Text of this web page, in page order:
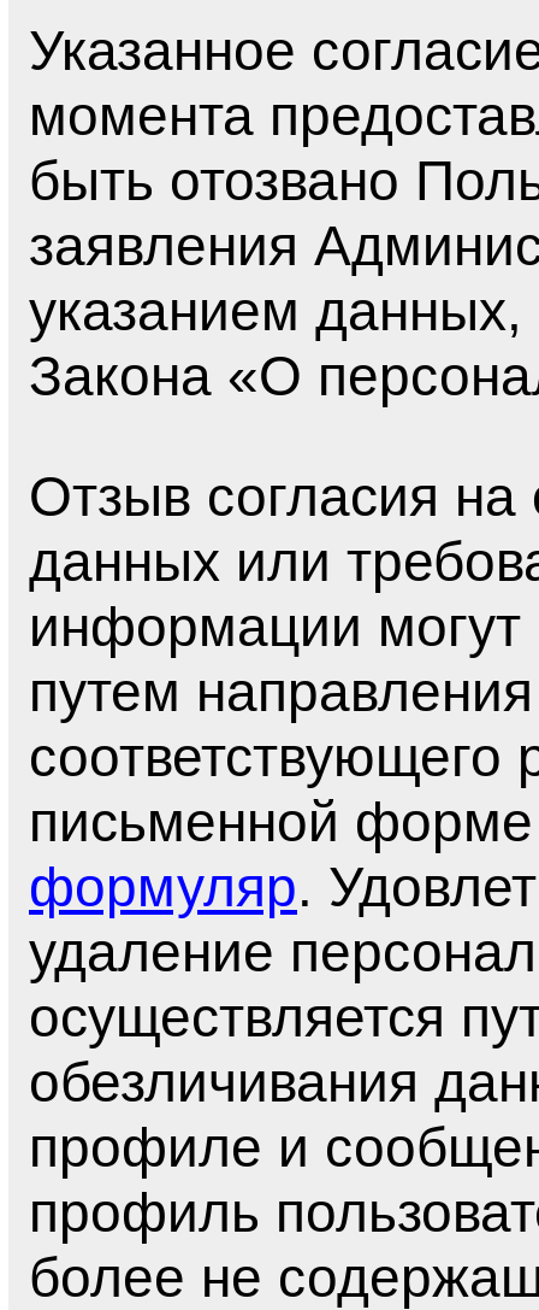
Указанное
момента
быть отозвано
заявления
указанием
Закона «О
Отзыв согласия
данных или
информации
путем
соответствующего
письменной
формуляр.
удаление
осуществляется
обезличивания
профиле и
профиль
более не